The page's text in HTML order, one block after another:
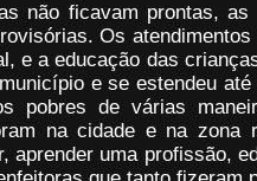
não ficavam prontas,
Os
e a educação das
e se estendeu
pobres de várias
na cidade e na zona
aprender uma profissão,